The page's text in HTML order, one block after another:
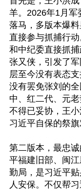
羊。2026年1月军
落马，多版本爆
直接参与抓捕行
和中纪委直接抓
张又侠，引发了
层至今没有表态
没有罢免张刘的
中、红二代、元
不得已妥协，王
习近平自保的祭旗
第二版本，最忠
平福建旧部、闽
勤局，是习近平
人安保。不仅帮